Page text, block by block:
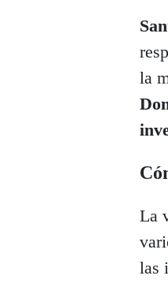
la
La
las